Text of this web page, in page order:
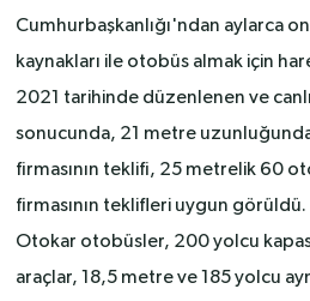
Cumhurbaşkanlığı'ndan aylarca
kaynakları ile otobüs almak için
2021 tarihinde düzenlenen ve
sonucunda, 21 metre
firmasının teklifi, 25 metrelik 60
firmasının teklifleri uygun
Otokar otobüsler, 200 yolcu
araçlar, 18,5 metre ve 185 yolcu